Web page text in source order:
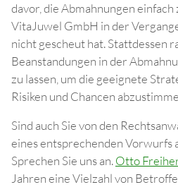
davor, die Abmahnungen
VitaJuwel GmbH in der
nicht gescheut hat. Stattdessen
Beanstandungen in der
zu lassen, um die geeignete
Risiken und Chancen
Sind auch Sie von den
eines entsprechenden Vorwurfs
Sprechen Sie uns an.Otto
Jahren eine Vielzahl von